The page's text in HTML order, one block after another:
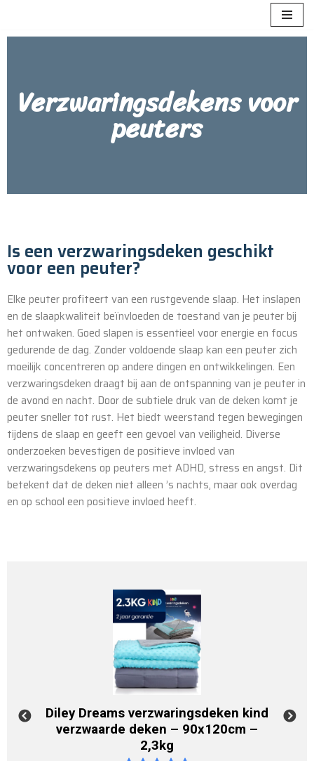
Meteen
Verzwaringsdekens voor
peuters
Is een verzwaringsdeken geschikt
voor een peuter?
Elke peuter profiteert van een rustgevende slaap. Het inslapen
en de slaapkwaliteit beïnvloeden de toestand van je peuter bij
het ontwaken. Goed slapen is essentieel voor energie en focus
gedurende de dag. Zonder voldoende slaap kan een peuter zich
moeilijk concentreren op andere dingen en ontwikkelingen. Een
verzwaringsdeken draagt bij aan de ontspanning van je peuter in
de avond en nacht. Door de subtiele druk van de deken komt je
peuter sneller tot rust. Het biedt weerstand tegen bewegingen
tijdens de slaap en geeft een gevoel van veiligheid. Diverse
onderzoeken bevestigen de positieve invloed van
verzwaringsdekens op peuters met ADHD, stress en angst. Dit
betekent dat de deken niet alleen ’s nachts, maar ook overdag
en op school een positieve invloed heeft.
Diley Dreams verzwaringsdeken kind
verzwaarde deken – 90x120cm –
2,3kg